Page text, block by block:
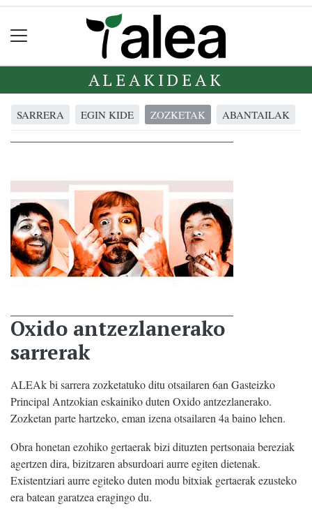
ALEAKIDEAK
SARRERA EGIN KIDE ZOZKETAK ABANTAILAK
Oxido antzezlanerako
sarrerak
ALEAk bi sarrera zozketatuko ditu otsailaren 6an Gasteizko
Principal Antzokian eskainiko duten Oxido antzezlanerako.
Zozketan parte hartzeko, eman izena otsailaren 4a baino lehen.
Obra honetan ezohiko gertaerak bizi dituzten pertsonaia bereziak
agertzen dira, bizitzaren absurdoari aurre egiten dietenak.
Existentziari aurre egiteko duten modu bitxiak gertaerak ezusteko
era batean garatzea eragingo du.